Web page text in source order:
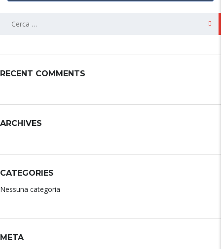
RECENT COMMENTS
ARCHIVES
CATEGORIES
Nessuna categoria
META